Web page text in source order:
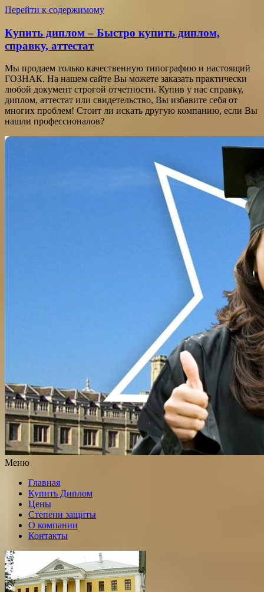
Перейти к содержимому
Купить диплом – Быстро купить диплом,
справку, аттестат
Мы продаем только качественную типографию и настоящий
ГОЗНАК. На нашем сайте Вы можете заказать практически
любой документ строгой отчетности. Купив у нас справку,
диплом, аттестат или свидетельство, Вы избавите себя от
многих проблем! Стоит ли искать другую компанию, если Вы
нашли профессионалов?
Меню
Главная
Купить Диплом
Цены
Степени защиты
О компании
Контакты